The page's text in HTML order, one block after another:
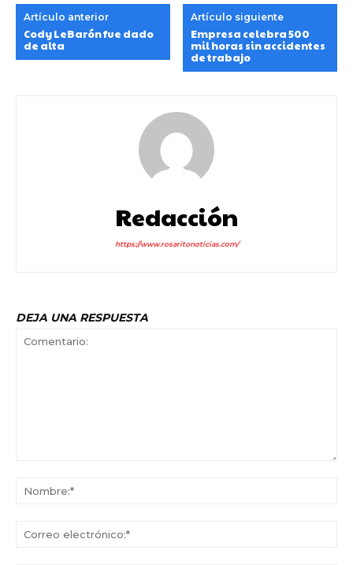
Artículo anterior
Cody LeBarón fue dado
de alta
Artículo siguiente
Empresa celebra 500
mil horas sin accidentes
de trabajo
Redacción
https://www.rosaritonoticias.com/
DEJA UNA RESPUESTA